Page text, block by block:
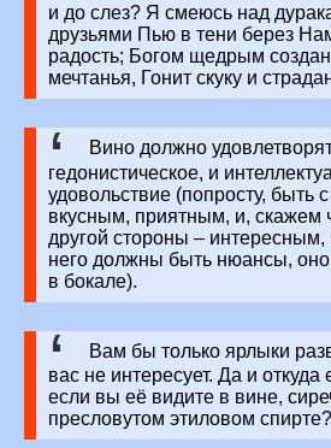
и до слез? Я смеюсь над
друзьями Пью в тени берез
радость; Богом щедрым
мечтанья, Гонит скуку и
Вино должно
гедонистическое, и
удовольствие (попросту, быть
вкусным, приятным, и, скажем
другой стороны –
него должны быть нюансы,
в бокале).
Вам бы только ярлыки
вас не интересует. Да и откуда
если вы её видите в вине,
пресловутом этиловом спирте?